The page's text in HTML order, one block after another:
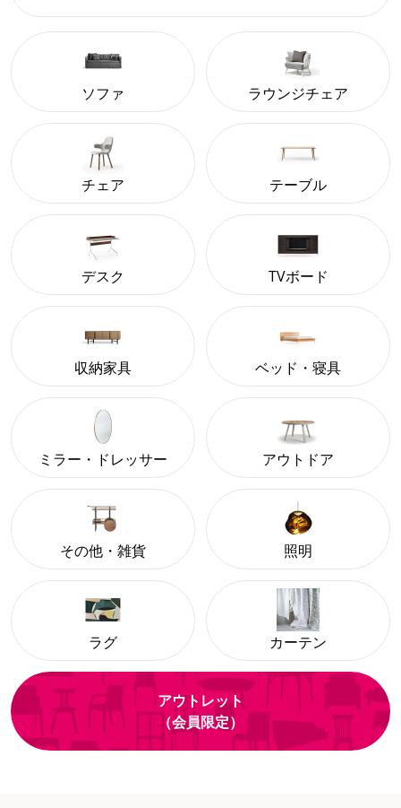
ソファ ラウンジチェア
チェア テーブル
デスク TVボード
収納家具 ベッド・寝具
ミラー・ドレッサー アウトドア
その他・雑貨 照明
ラグ カーテン
アウトレット
（会員限定）